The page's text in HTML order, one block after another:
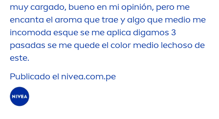
muy cargado, bueno en mi opinión, pero me
encanta el aroma que trae y algo que medio me
incomoda esque se me aplica digamos 3
pasadas se me quede el color medio lechoso de
este.
Publicado el nivea.com.pe